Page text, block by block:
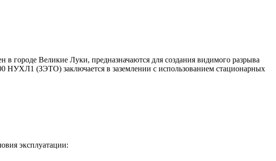
городе Великие Луки, предназначаются для создания видимого разрыва
НУХЛ1 (ЗЭТО) заключается в заземлении с использованием стационарных
эксплуатации: